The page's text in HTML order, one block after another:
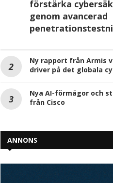
förstärka
genom avancerad
Ny rapport från Armis
driver på det globala
Nya AI-förmågor och
från Cisco
ANNONS